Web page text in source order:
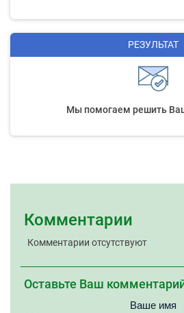
РЕЗУЛЬТАТ
Мы помогаем решить
Комментарии
Комментарии отсутствуют
Оставьте Ваш
Ваше имя